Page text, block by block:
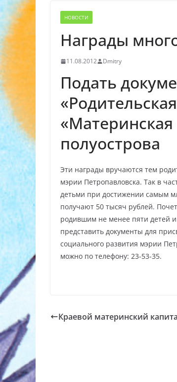
НОВОСТИ
Награды
11.08.2012 Dmitry
Подать
полуострова
Эти награды вручаются тем
мэрии Петропавловска. Так в
детьми при достижении самым
получают 50 тысяч рублей.
родившим не менее пяти детей
представить документы для
социального развития мэрии
можно по телефону: 23-53-35.
Краевой материнский